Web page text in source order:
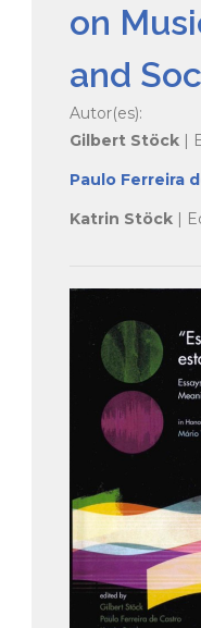
on
and
Autor(es):
Gilbert Stöck |
Paulo Ferreira
Katrin Stöck |